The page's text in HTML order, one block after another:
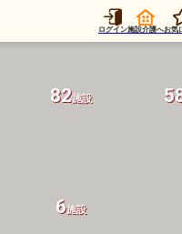
ログイン施設介護へお気
6施設
82施設